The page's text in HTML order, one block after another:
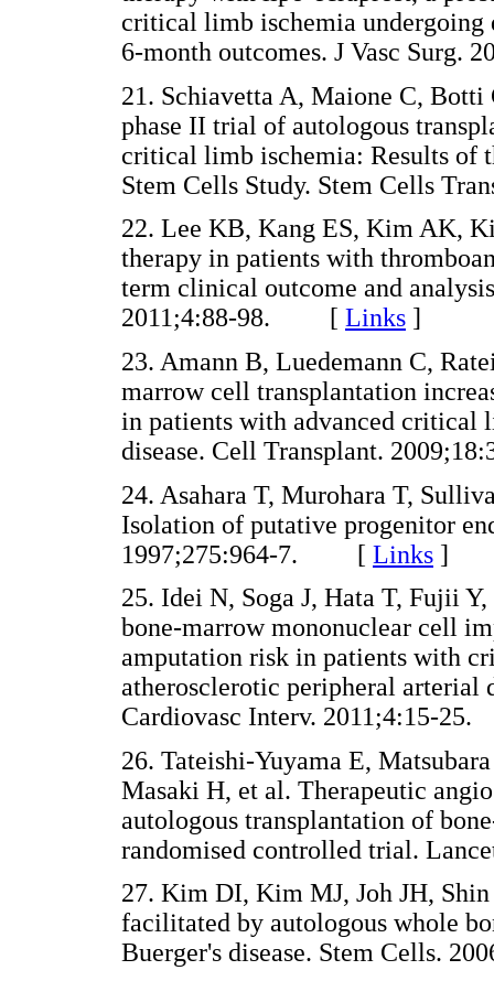
critical limb ischemia undergoing
6-month outcomes. J Vasc
21. Schiavetta A, Maione C,
phase II trial of autologous
critical limb ischemia: Results of
Stem Cells Study. Stem Cells
22. Lee KB, Kang ES, Kim AK,
therapy in patients with
term clinical outcome and
2011;4:88-98. [ Links ]
23. Amann B, Luedemann C,
marrow cell transplantation
in patients with advanced critical
disease. Cell Transplant.
24. Asahara T, Murohara T,
Isolation of putative progenitor
1997;275:964-7. [ Links ]
25. Idei N, Soga J, Hata T, Fujii
bone-marrow mononuclear cell
amputation risk in patients with
atherosclerotic peripheral arterial
Cardiovasc Interv.
26. Tateishi-Yuyama E,
Masaki H, et al. Therapeutic
autologous transplantation of
randomised controlled trial.
27. Kim DI, Kim MJ, Joh JH,
facilitated by autologous whole
Buerger's disease. Stem Cells.